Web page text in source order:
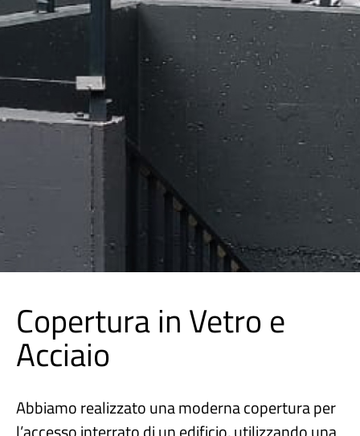
Copertura in Vetro e
Acciaio
Abbiamo realizzato una moderna copertura per